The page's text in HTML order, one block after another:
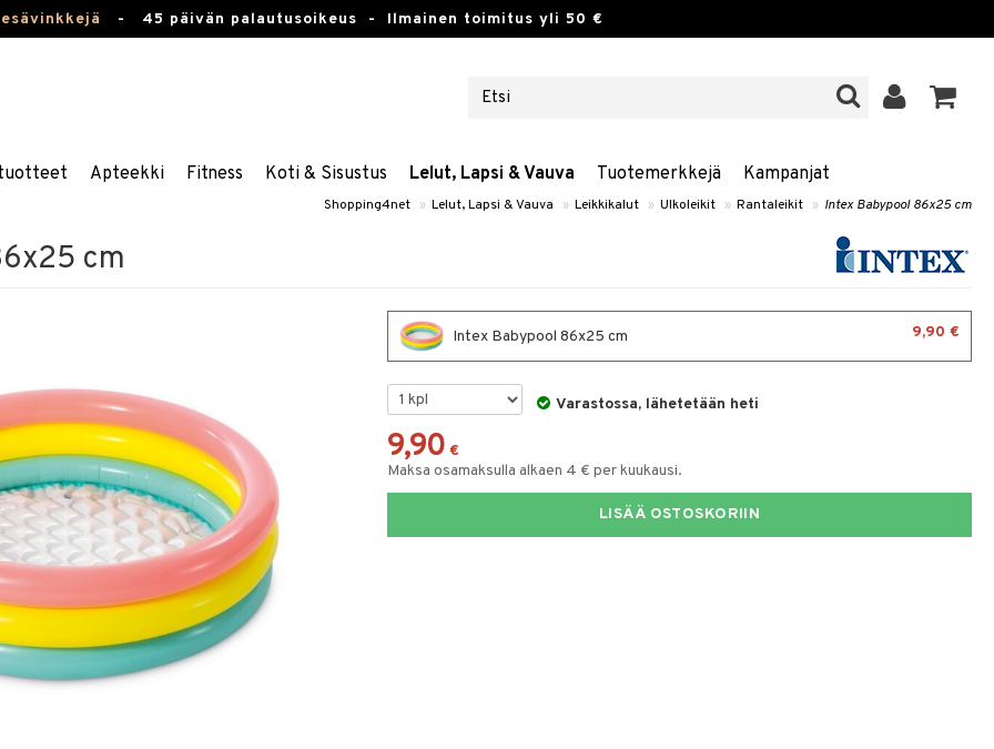
- 45 päivän palautusoikeus - Ilmainen toimitus yli 50 €
Apteekki Fitness Koti & Sisustus Lelut, Lapsi & Vauva Tuotemerkkejä Kampanjat
Shopping4net » Lelut, Lapsi & Vauva » Leikkikalut » Ulkoleikit » Rantaleikit » Intex Babypool 86x25 cm
cm
Intex Babypool 86x25 cm 9,90 €
Varastossa, lähetetään heti
9,90 €
Maksa osamaksulla alkaen 4 € per kuukausi.
LISÄÄ OSTOSKORIIN